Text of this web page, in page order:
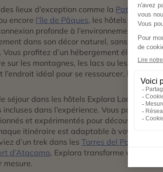
lieux d’exception comme la Patagonie
encore l’île de Pâques, les hôtels Explora
profonde à l’environnement.
dans son décor naturel, sans nuire à
Vous profitez d’un hébergement élégant,
sur les montagnes, les lacs ou les déserts,
l’endroit idéal pour se ressourcer, loin des
séjour dans les hôtels Explora Lodge si
dans l’expérience. Vous partez
et expérimentés pour découvrir la
itinéraire est adaptable à votre niveau
d’un trek dans les Torres del Paine
ou
d’Atacama, Explora transforme votre
mesure.